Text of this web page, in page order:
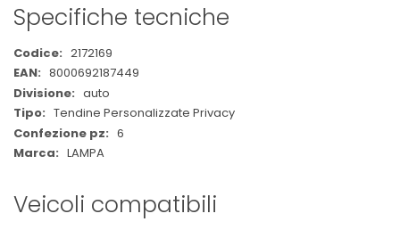
Specifiche tecniche
Maggiori
Informazioni
2172169
8000692187449
auto
Tendine Personalizzate Privacy
6
LAMPA
Veicoli compatibili